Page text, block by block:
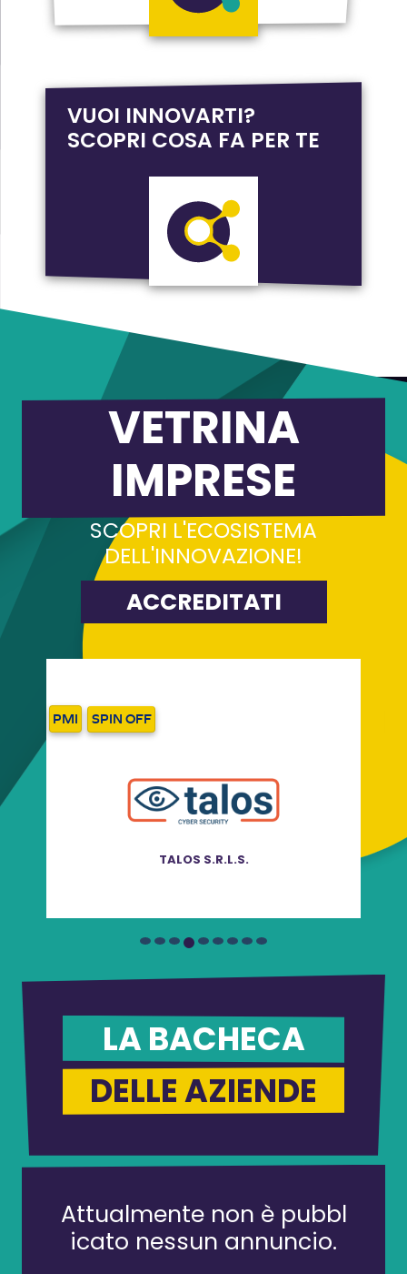
VUOI INNOVARTI?
SCOPRI COSA FA PER TE
VETRINA
IMPRESE
SCOPRI L'ECOSISTEMA
DELL'INNOVAZIONE!
ACCREDITATI
PMI SPIN OFF
TALOS S.R.L.S.
LA BACHECA
DELLE AZIENDE
Attualmente non è pubbl
icato nessun annuncio.